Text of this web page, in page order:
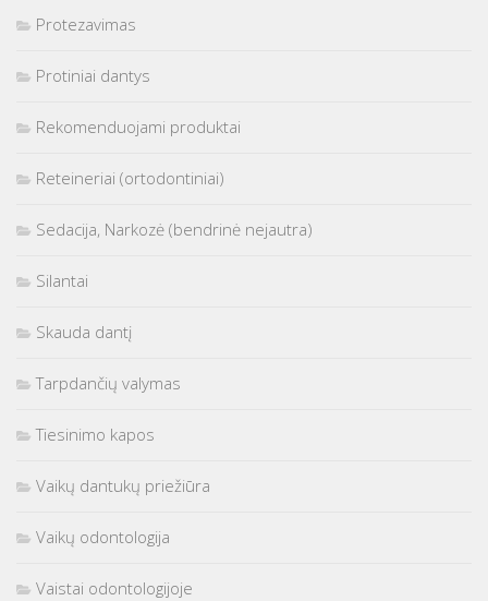
Protezavimas
Protiniai dantys
Rekomenduojami produktai
Reteineriai (ortodontiniai)
Sedacija, Narkozė (bendrinė nejautra)
Silantai
Skauda dantį
Tarpdančių valymas
Tiesinimo kapos
Vaikų dantukų priežiūra
Vaikų odontologija
Vaistai odontologijoje